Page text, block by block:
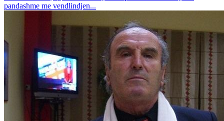
pandashme me vendlindjen...